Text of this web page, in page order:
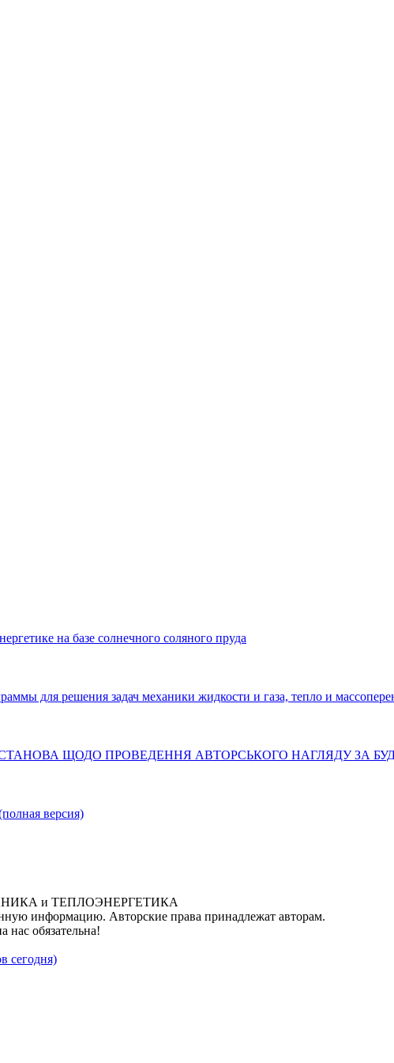
на базе солнечного соляного пруда
для решения задач механики жидкости и газа, тепло и
ЩОДО ПРОВЕДЕННЯ АВТОРСЬКОГО НАГЛЯДУ ЗА
версия)
и ТЕПЛОЭНЕРГЕТИКА
информацию. Авторские права принадлежат авторам.
нас обязательна!